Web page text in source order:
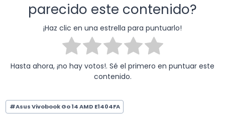
parecido este contenido?
¡Haz clic en una estrella para puntuarlo!
Hasta ahora, ¡no hay votos!. Sé el primero en puntuar este
contenido.
Etiquetas
de
#Asus Vivobook Go 14 AMD E1404FA